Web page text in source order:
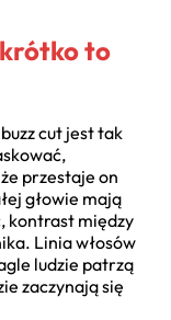
to
cut jest tak
przestaje on
głowie mają
kontrast między
Linia włosów
ludzie patrzą
zaczynają się